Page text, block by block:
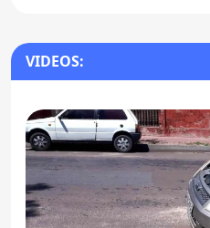
VIDEOS: